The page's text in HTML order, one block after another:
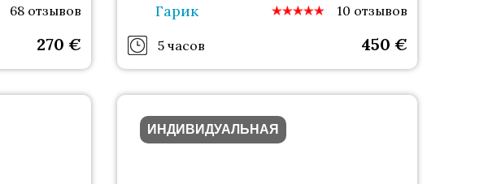
68 отзывов
270€
Гарик 10 отзывов
5 часов 450 €
ИНДИВИДУАЛЬНАЯ